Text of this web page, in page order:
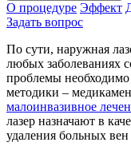
О процедуре Эффект
Задать вопрос
По сути, наружная
любых заболеваниях
проблемы необходимо
методики –
малоинвазивное
лазер назначают в
удаления больных